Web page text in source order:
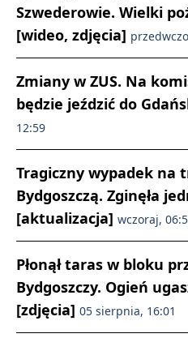
Szwederowie. Wielki
[wideo, zdjęcia]
Zmiany w ZUS. Na
będzie jeździć do
12:59
Tragiczny wypadek na
Bydgoszczą. Zginęła
[aktualizacja] wczoraj,
Płonął taras w bloku
Bydgoszczy. Ogień
[zdjęcia] 05 sierpnia, 16:01